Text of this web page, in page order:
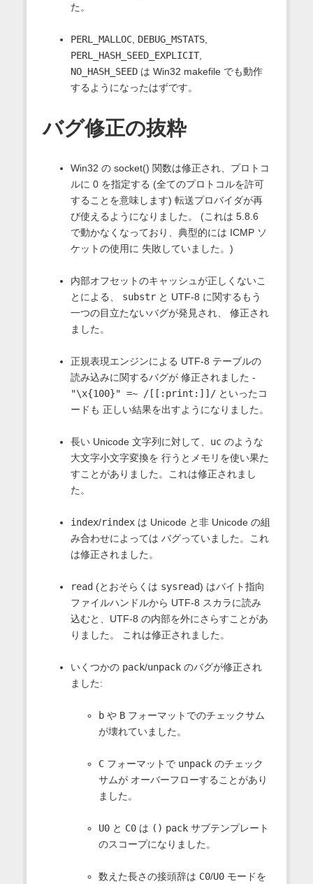
た。
PERL_MALLOC, DEBUG_MSTATS,
PERL_HASH_SEED_EXPLICIT,
NO_HASH_SEEDは Win32 makefile でも動作
するようになったはずです。
バグ修正の抜粋
Win32 の socket() 関数は修正され、プロトコ
ルに 0 を指定する (全てのプロトコルを許可
することを意味します) 転送プロバイダが再
び使えるようになりました。 (これは 5.8.6
で動かなくなっており、典型的には ICMP ソ
ケットの使用に 失敗していました。)
内部オフセットのキャッシュが正しくないこ
とによる、 substrと UTF-8 に関するもう
一つの目立たないバグが発見され、 修正され
ました。
正規表現エンジンによる UTF-8 テーブルの
読み込みに関するバグが 修正されました -
"\x{100}" =~ /[[:print:]]/といったコ
ードも 正しい結果を出すようになりました。
長い Unicode 文字列に対して、 ucのような
大文字小文字変換を 行うとメモリを使い果た
すことがありました。これは修正されまし
た。
index/rindexは Unicode と非 Unicode の組
み合わせによっては バグっていました。これ
は修正されました。
read (とおそらくは sysread) はバイト指向
ファイルハンドルから UTF-8 スカラに読み
込むと、UTF-8 の内部を外にさらすことがあ
りました。 これは修正されました。
いくつかの pack/unpackのバグが修正され
ました:
bや Bフォーマットでのチェックサム
が壊れていました。
Cフォーマットで unpackのチェック
サムが オーバーフローすることがあり
ました。
U0と C0は () packサブテンプレート
のスコープになりました。
数えた長さの接頭辞は C0/U0モードを